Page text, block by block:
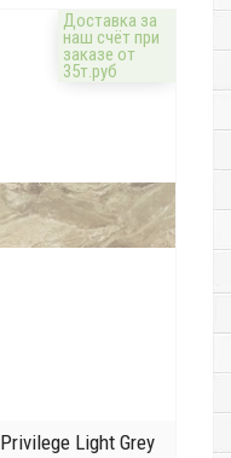
Доставка за
наш счёт при
заказе от
35т.руб
Privilege Light Grey